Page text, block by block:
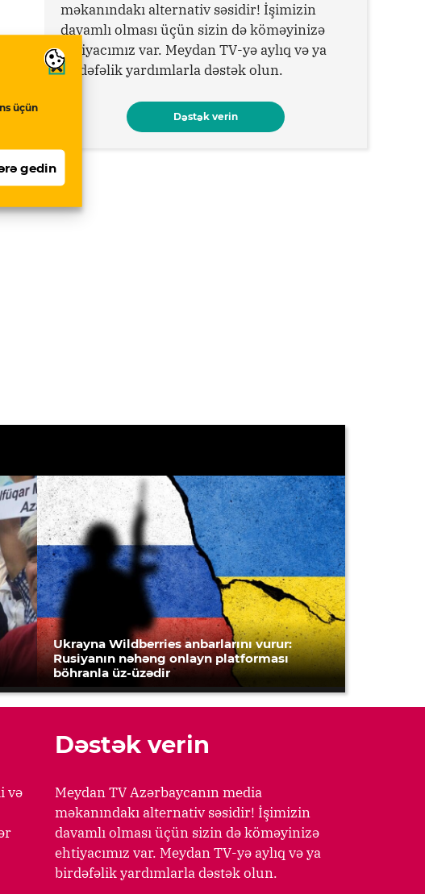
üçün
gedin
məkanındakı alternativ səsidir! İşimizin
davamlı olması üçün sizin də köməyinizə
ehtiyacımız var. Meydan TV-yə aylıq və ya
birdəfəlik yardımlarla dəstək olun.
Dəstək verin
Ukrayna Wildberries anbarlarını vurur:
Rusiyanın nəhəng onlayn platforması
böhranla üz-üzədir
və
Dəstək verin
Meydan TV Azərbaycanın media
məkanındakı alternativ səsidir! İşimizin
davamlı olması üçün sizin də köməyinizə
ehtiyacımız var. Meydan TV-yə aylıq və ya
birdəfəlik yardımlarla dəstək olun.